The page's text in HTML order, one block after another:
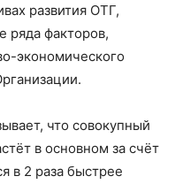
развития ОТГ,
ряда факторов,
экономического
что совокупный
в основном за счёт
в 2 раза быстрее